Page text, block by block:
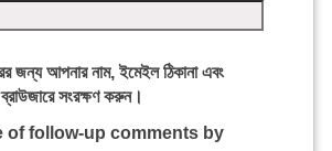
জন্য আপনার নাম, ইমেইল ঠিকানা এবং
সংরক্ষণ করুন।
of follow-up comments by